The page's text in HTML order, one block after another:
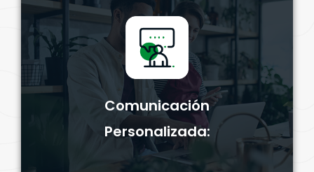
Comunicación
Personalizada:
Comunicación Personalizada:
Utilizamos el análisis de datos para segmentar y
personalizar la comunicación, asegurando que tus
mensajes resuenen con tus clientes.